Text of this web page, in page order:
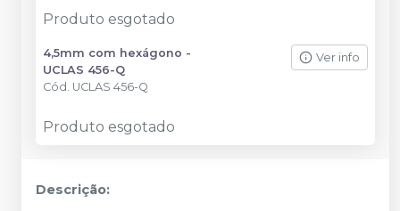
Produto esgotado
4,5mm com hexágono -
UCLAS 456-Q
Cód. UCLAS 456-Q
Ver info
Produto esgotado
Descrição: